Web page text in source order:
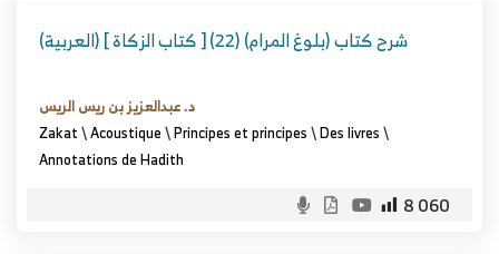
(العربية) شرح كتاب (بلوغ المرام) (22) [ كتاب الزكاة ]
د. عبدالعزيز بن ريس الريس
Zakat\Acoustique\Principes et principes\Des livres\
Annotations de Hadith
8 060